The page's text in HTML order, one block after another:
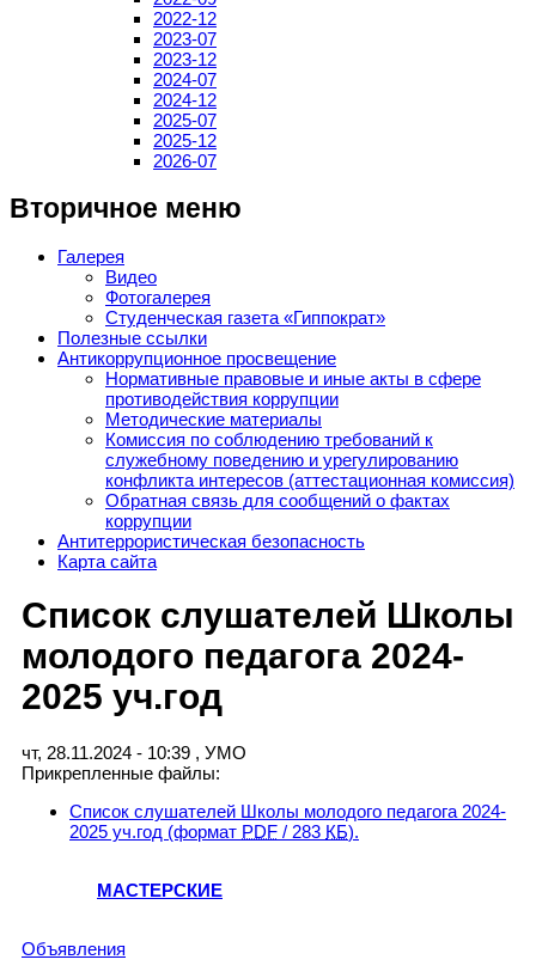
2022-12
2023-07
2023-12
2024-07
2024-12
2025-07
2025-12
2026-07
Вторичное меню
Галерея
Видео
Фотогалерея
Студенческая газета «Гиппократ»
Полезные ссылки
Антикоррупционное просвещение
Нормативные правовые и иные акты в сфере
противодействия коррупции
Методические материалы
Комиссия по соблюдению требований к
служебному поведению и урегулированию
конфликта интересов (аттестационная комиссия)
Обратная связь для сообщений о фактах
коррупции
Антитеррористическая безопасность
Карта сайта
Список слушателей Школы
молодого педагога 2024-
2025 уч.год
чт, 28.11.2024 - 10:39 , УМО
Прикрепленные файлы:
Список слушателей Школы молодого педагога 2024-
2025 уч.год (формат PDF / 283 КБ).
МАСТЕРСКИЕ
Объявления